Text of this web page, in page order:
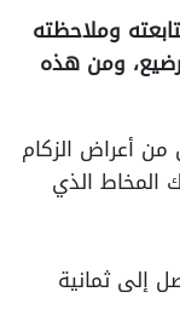
وملاحظته
ومن هذه
أعراض الزكام
المخاط الذي
إلى ثمانية